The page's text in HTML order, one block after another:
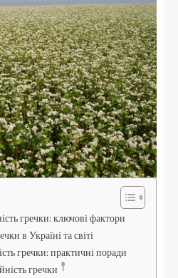
гречки: ключові фактори
в Україні та світі
гречки: практичні поради
гречки